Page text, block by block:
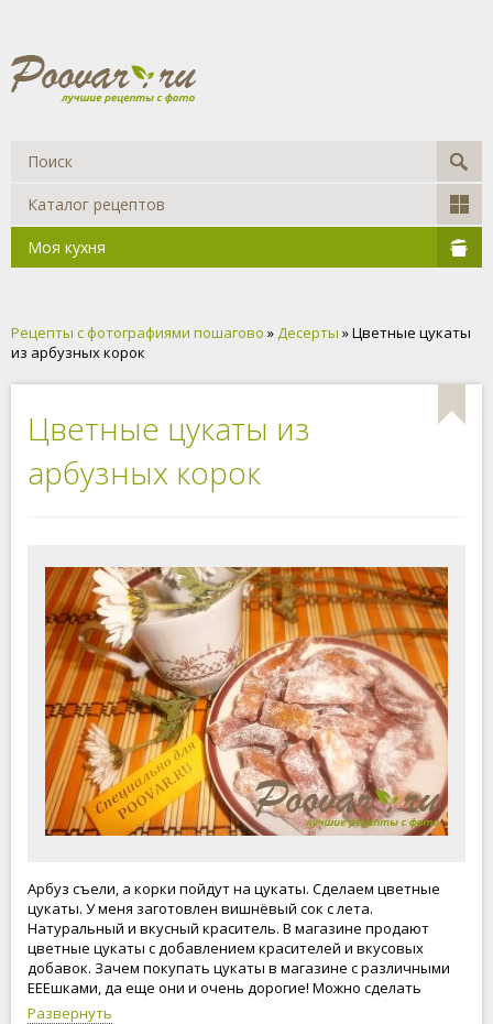
Каталог рецептов
Моя кухня
Рецепты с фотографиями пошагово »Десерты » Цветные цукаты
из арбузных корок
Цветные цукаты из
арбузных корок
Арбуз съели, а корки пойдут на цукаты. Сделаем цветные
цукаты. У меня заготовлен вишнёвый сок с лета.
Натуральный и вкусный краситель. В магазине продают
цветные цукаты с добавлением красителей и вкусовых
добавок. Зачем покупать цукаты в магазине с различными
ЕЕЕшками, да еще они и очень дорогие! Можно сделать
цукаты в домашних условиях. Приступим!
Развернуть